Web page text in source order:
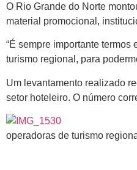
O Rio Grande do Norte
material promocional,
“É sempre importante
turismo regional, para
Um levantamento realizado
setor hoteleiro. O número
operadoras de turismo